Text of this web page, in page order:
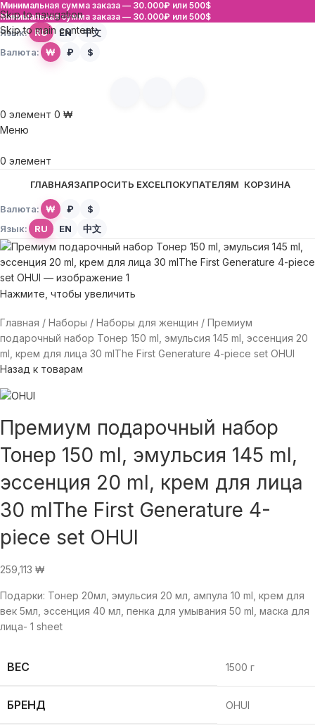
Skip to navigation
Skip to main content
Минимальная сумма заказа — 30.000₽ или 500$
Минимальная сумма заказа — 30.000₽ или 500$
Язык: RU EN
中文
Валюта:
₩ ₽ $
0 элемент 0 ₩
Меню
0 элемент
ГЛАВНАЯЗАПРОСИТЬ EXCELПОКУПАТЕЛЯМ КОРЗИНА
Валюта: ₩ ₽
$
Язык:
RU EN 中文
Нажмите, чтобы увеличить
Главная Наборы Наборы для женщин
Премиум
подарочный набор Тонер 150 ml, эмульсия 145 ml, эссенция 20
ml, крем для лица 30 mlThe First Generature 4-piece set OHUI
Назад к товарам
Премиум подарочный набор
Тонер 150 ml, эмульсия 145 ml,
эссенция 20 ml, крем для лица
30 mlThe First Generature 4-
piece set OHUI
259,113 ₩
Подарки: Тонер 20мл, эмульсия 20 мл, ампула 10 ml, крем для
век 5мл, эссенция 40 мл, пенка для умывания 50 ml, маска для
лица- 1 sheet
ВЕС 1500 г
БРЕНД OHUI